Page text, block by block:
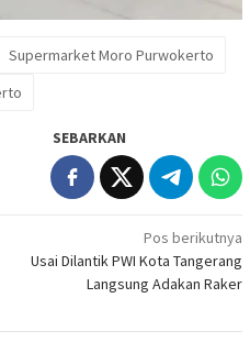
Supermarket Moro Purwokerto
SEBARKAN
Pos berikutnya
Usai Dilantik PWI Kota Tangerang
Langsung Adakan Raker